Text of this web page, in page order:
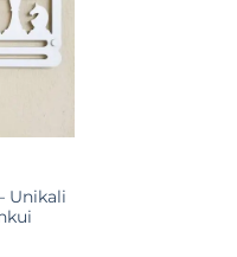
Unikali